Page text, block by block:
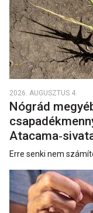
2026. AUGUSZTUS 4.
Nógrád
Erre senki nem